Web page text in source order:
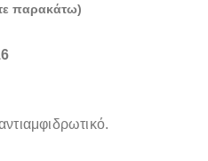
παρακάτω)